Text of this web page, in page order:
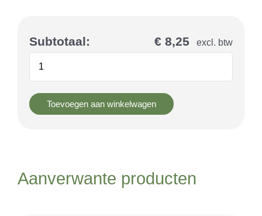
Subtotaal: € 8,25 excl. btw
Toevoegen aan winkelwagen
Aanverwante producten